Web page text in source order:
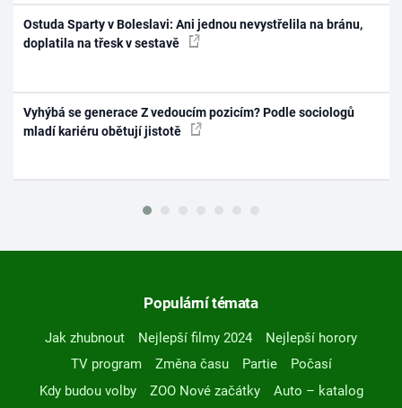
Ostuda Sparty v Boleslavi: Ani jednou nevystřelila na bránu,
doplatila na třesk v sestavě
Vyhýbá se generace Z vedoucím pozicím? Podle sociologů
mladí kariéru obětují jistotě
Populární témata
Jak zhubnout Nejlepší filmy 2024
Nejlepší horory
TV program
Změna času Partie
Počasí
Kdy budou volby
ZOO Nové začátky
Auto – katalog